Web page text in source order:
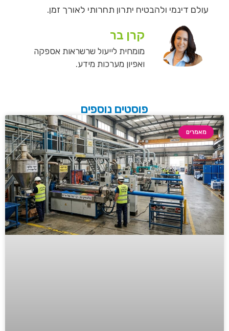
עולם דינמי ולהבטיח יתרון תחרותי לאורך זמן.
קרן בר
מומחית לייעול שרשראות אספקה
ואפיון מערכות מידע.
פוסטים נוספים
מאמרים